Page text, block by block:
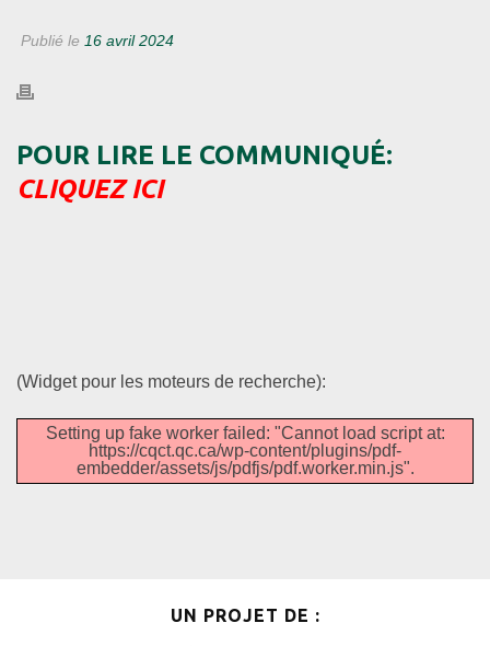
Publié le 16 avril 2024
POUR LIRE LE COMMUNIQUÉ:
CLIQUEZ ICI
(Widget pour les moteurs de recherche):
Setting up fake worker failed: "Cannot load script at:
https://cqct.qc.ca/wp-content/plugins/pdf-
embedder/assets/js/pdfjs/pdf.worker.min.js".
UN PROJET DE :